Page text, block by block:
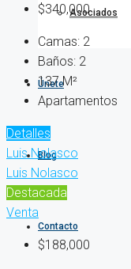
Asociados
Únete
Blog
Contacto
$340,000
Camas: 2
Baños: 2
137 M²
Apartamentos
Detalles
Luis Nolasco
Luis Nolasco
Destacada
Venta
$188,000